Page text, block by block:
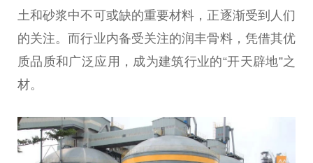
土和砂浆中不可或缺的重要材料，正逐渐受到人们
的关注。而行业内备受关注的润丰骨料，凭借其优
质品质和广泛应用，成为建筑行业的“开天辟地”之
材。